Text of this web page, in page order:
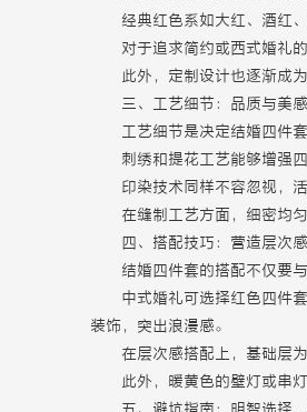
经典红色系如大红、酒红
对于追求简约或西式婚礼
此外，定制设计也逐渐成
三、工艺细节：品质与美
工艺细节是决定结婚四件
刺绣和提花工艺能够增强
印染技术同样不容忽视，
在缝制工艺方面，细密均
四、搭配技巧：营造层次
结婚四件套的搭配不仅要
中式婚礼可选择红色四件
装饰，突出浪漫感。
在层次感搭配上，基础层
此外，暖黄色的壁灯或串